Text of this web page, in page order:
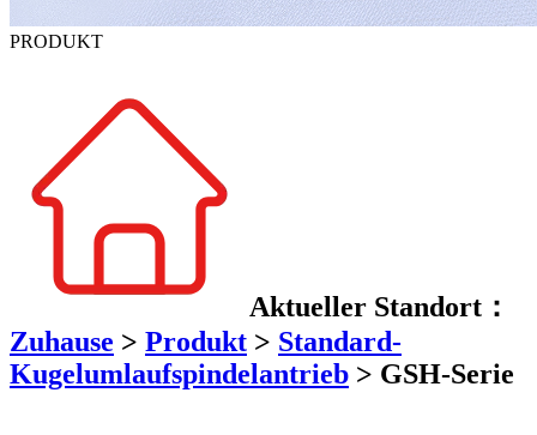
PRODUKT
Aktueller Standort：
Zuhause > Produkt > Standard-
Kugelumlaufspindelantrieb > GSH-Serie